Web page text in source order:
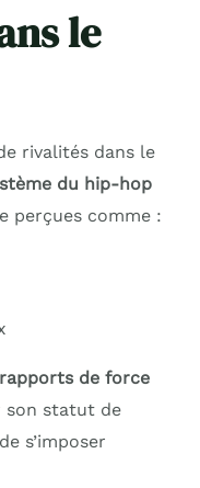
le
rivalités dans le
du hip-hop
perçues comme :
de force
son statut de
s’imposer